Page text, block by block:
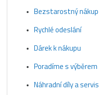
Bezstarostný nákup
Rychlé odeslání
Dárek k nákupu
Poradíme s výběrem
Náhradní díly a servis